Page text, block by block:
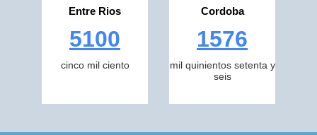
Entre Rios
5100
cinco mil ciento
Cordoba
1576
mil quinientos setenta y
seis